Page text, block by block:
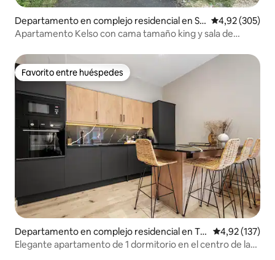
Departamento en complejo residencial en Sc
ottish Borders
Calificación
4,92 (305)
Apartamento Kelso con cama tamaño king y sala de
Favorito entre huéspedes
Favorito entre huéspedes
Departamento en complejo residencial en Ty
ne and Wear
Calificación
4,92 (137)
Elegante apartamento de 1 dormitorio en el centro de la